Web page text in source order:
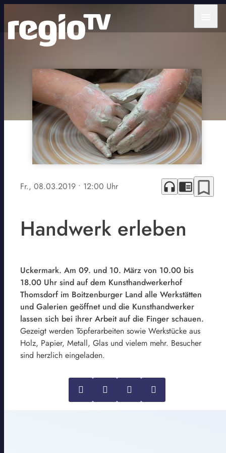
Fr., 08.03.2019 • 12:00 Uhr headphones chrome_reader_mode bookmark_border
Handwerk erleben
Uckermark. Am 09. und 10. März von 10.00 bis
18.00 Uhr sind auf dem Kunsthandwerkerhof
Thomsdorf im Boitzenburger Land alle Werkstätten
und Galerien geöffnet und die Kunsthandwerker
lassen sich bei ihrer Arbeit auf die Finger schauen.
Gezeigt werden Töpferarbeiten sowie Werkstücke aus
Holz, Papier, Metall, Glas und vielem mehr. Besucher
sind herzlich eingeladen.